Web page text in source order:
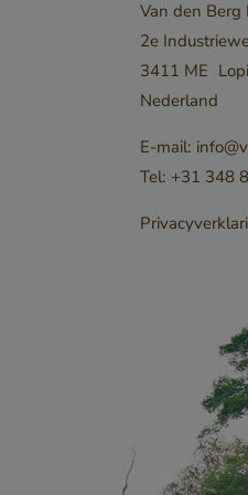
Van den Berg
2e
3411 ME
Nederland
E-mail:
Tel: +31 348
en
mensen
voor